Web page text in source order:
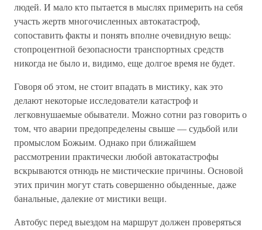
людей. И мало кто пытается в мыслях примерить на себя
участь жертв многочисленных автокатастроф,
сопоставить факты и понять вполне очевидную вещь:
стопроцентной безопасности транспортных средств
никогда не было и, видимо, еще долгое время не будет.
Говоря об этом, не стоит впадать в мистику, как это
делают некоторые исследователи катастроф и
легковнушаемые обыватели. Можно сотни раз говорить о
том, что аварии предопределены свыше — судьбой или
промыслом Божьим. Однако при ближайшем
рассмотрении практически любой автокатастрофы
вскрываются отнюдь не мистические причины. Основой
этих причин могут стать совершенно обыденные, даже
банальные, далекие от мистики вещи.
Автобус перед выездом на маршрут должен проверяться